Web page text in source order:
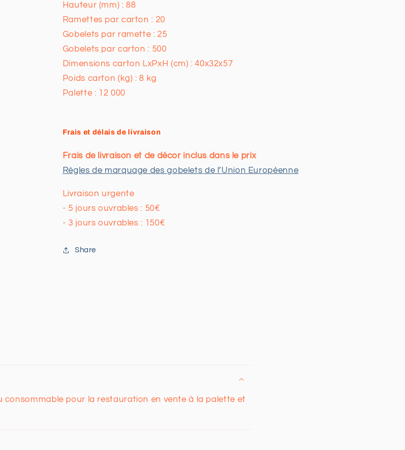
Hauteur (mm) : 88
Ramettes par carton : 20
Gobelets par ramette : 25
Gobelets par carton : 500
Dimensions carton LxPxH (cm) : 40x32x57
Poids carton (kg) : 8 kg
Palette : 12 000
Frais et délais de livraison
Frais de livraison et de décor inclus dans le prix
Règles de marquage des gobelets de l’Union Européenne
Livraison urgente
- 5 jours ouvrables : 50€
- 3 jours ouvrables : 150€
Share
consommable pour la restauration en vente à la palette et